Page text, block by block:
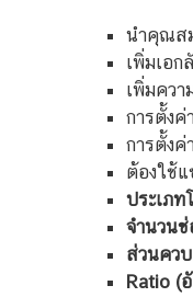
นำคุณส
เพิ่มเอ
เพิ่มคว
การตั้งค่า
การตั้งค่า
ต้องใช้
ประเภท
จำนวนช่
ส่วนคว
Ratio (